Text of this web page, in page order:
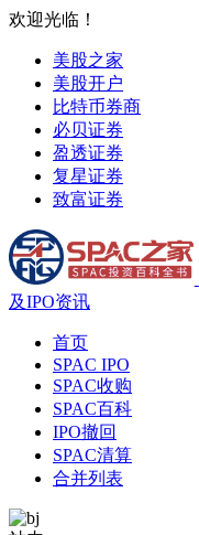
欢迎光临！
美股之家
美股开户
比特币券商
必贝证券
盈透证券
复星证券
致富证券
及IPO资讯
首页
SPAC IPO
SPAC收购
SPAC百科
IPO撤回
SPAC清算
合并列表